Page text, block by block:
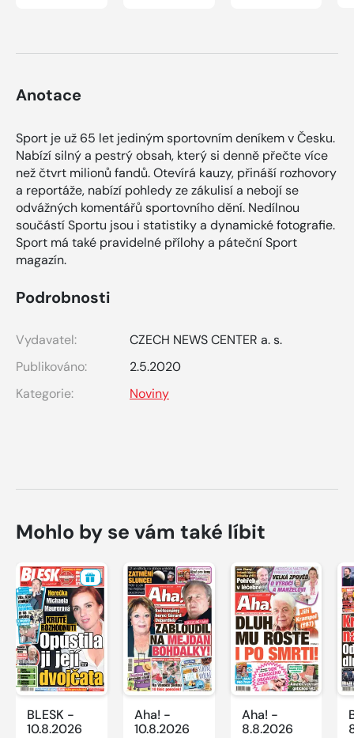
Anotace
Sport je už 65 let jediným sportovním deníkem v Česku.
Nabízí silný a pestrý obsah, který si denně přečte více
než čtvrt milionů fandů. Otevírá kauzy, přináší rozhovory
a reportáže, nabízí pohledy ze zákulisí a nebojí se
odvážných komentářů sportovního dění. Nedílnou
součástí Sportu jsou i statistiky a dynamické fotografie.
Sport má také pravidelné přílohy a páteční Sport
magazín.
Podrobnosti
Vydavatel:
CZECH NEWS CENTER a. s.
Publikováno:
2.5.2020
Kategorie:
Noviny
Mohlo by se vám také líbit
BLESK -
10.8.2026
Aha! -
10.8.2026
Aha! -
8.8.2026